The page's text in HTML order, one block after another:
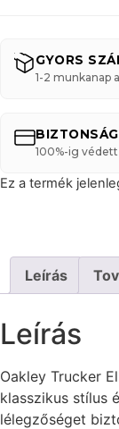
GYORS
1-2 munkanap
100%-ig
Ez a termék
Leírás
Leírás
Oakley Trucker
klasszikus stílus
lélegzőséget